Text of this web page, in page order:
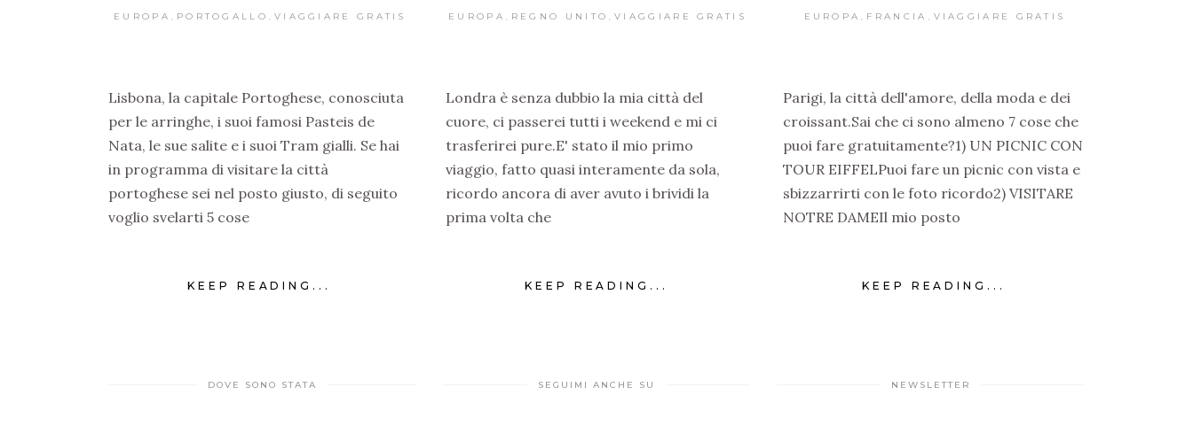
EUROPA , PORTOGALLO , VIAGGIARE GRATIS
Lisbona, la capitale Portoghese, conosciuta
per le arringhe, i suoi famosi Pasteis de
Nata, le sue salite e i suoi Tram gialli. Se hai
in programma di visitare la città
portoghese sei nel posto giusto, di seguito
voglio svelarti 5 cose
KEEP READING...
EUROPA , REGNO UNITO , VIAGGIARE GRATIS
Londra è senza dubbio la mia città del
cuore, ci passerei tutti i weekend e mi ci
trasferirei pure.E' stato il mio primo
viaggio, fatto quasi interamente da sola,
ricordo ancora di aver avuto i brividi la
prima volta che
KEEP READING...
EUROPA , FRANCIA , VIAGGIARE GRATIS
Parigi, la città dell'amore, della moda e dei
croissant.Sai che ci sono almeno 7 cose che
puoi fare gratuitamente?1) UN PICNIC CON
TOUR EIFFELPuoi fare un picnic con vista e
sbizzarrirti con le foto ricordo2) VISITARE
NOTRE DAMEIl mio posto
KEEP READING...
DOVE SONO STATA SEGUIMI ANCHE SU NEWSLETTER